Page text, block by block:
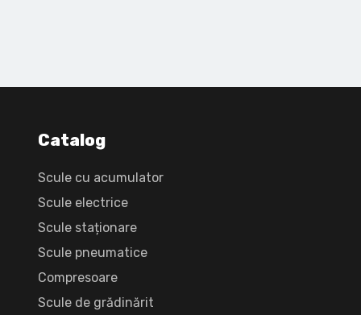
Catalog
Scule cu acumulator
Scule electrice
Scule staționare
Scule pneumatice
Compresoare
Scule de grădinărit